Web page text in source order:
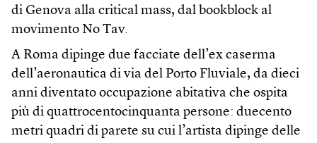
di Genova alla critical mass, dal bookblock al
movimento No Tav.
A Roma dipinge due facciate dell’ex caserma
dell’aeronautica di via del Porto Fluviale, da dieci
anni diventato occupazione abitativa che ospita
più di quattrocentocinquanta persone: duecento
metri quadri di parete su cui l’artista dipinge delle